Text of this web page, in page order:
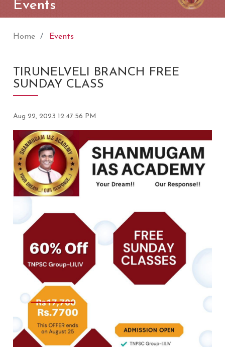
Events
Home Events
TIRUNELVELI BRANCH FREE
SUNDAY CLASS
Aug 22, 2023 12:47:56 PM